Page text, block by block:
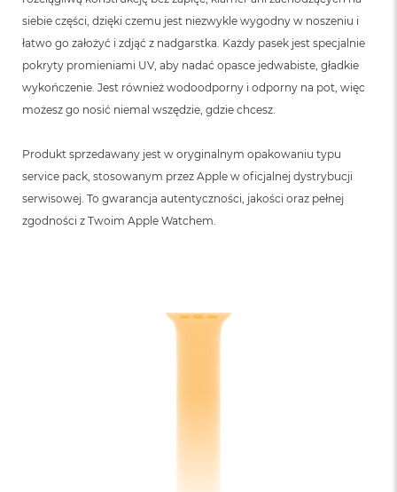
siebie części, dzięki czemu jest niezwykle wygodny w noszeniu i
łatwo go założyć i zdjąć z nadgarstka. Każdy pasek jest specjalnie
pokryty promieniami UV, aby nadać opasce jedwabiste, gładkie
wykończenie. Jest również wodoodporny i odporny na pot, więc
możesz go nosić niemal wszędzie, gdzie chcesz.
Produkt sprzedawany jest w oryginalnym opakowaniu typu
service pack, stosowanym przez Apple w oficjalnej dystrybucji
serwisowej. To gwarancja autentyczności, jakości oraz pełnej
zgodności z Twoim Apple Watchem.